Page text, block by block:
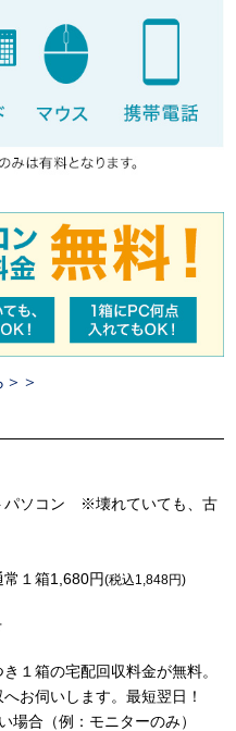
＞
パソコン ※壊れていても、古
１箱1,680円(税込1,848円)
１箱の宅配回収料金が無料。
お伺いします。最短翌日！
合（例：モニターのみ）